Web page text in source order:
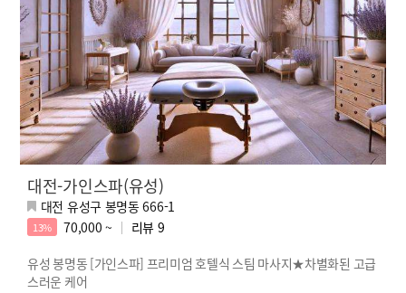
대전-가인스파(유성)
대전 유성구 봉명동 666-1
13% 70,000 ~ 리뷰 9
유성 봉명동 [가인스파] 프리미엄 호텔식 스팀 마사지★차별화된 고급
스러운 케어